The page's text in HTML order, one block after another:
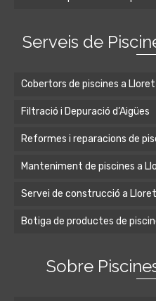
Serveis de
Cobertors de piscines a Lloret
Filtració i Depuració d’Aigües
Reformes i reparacions de
Manteniment de piscines a
Servei de construcció a
Botiga de productes de
Sobre